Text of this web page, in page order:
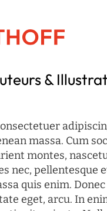
&
massa. Cum
montes,
nec, pellentesque
quis enim.
eget, arcu. In